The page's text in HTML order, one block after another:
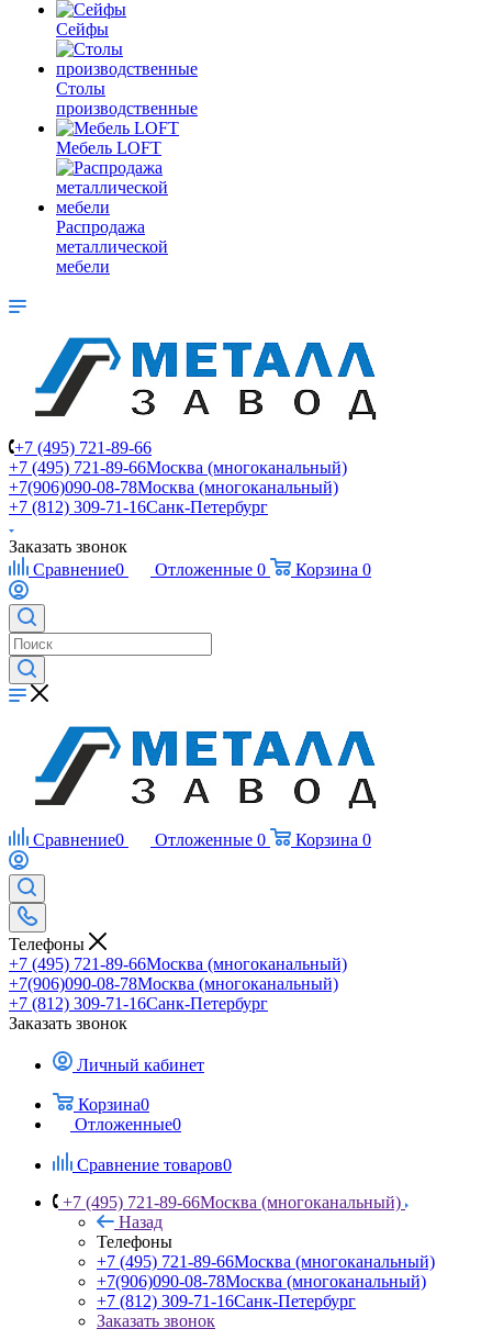
Сейфы
Столы
производственные
Мебель LOFT
Распродажа
металлической
мебели
+7 (495) 721-89-66
+7 (495) 721-89-66Москва (многоканальный)
+7(906)090-08-78Москва (многоканальный)
+7 (812) 309-71-16Санк-Петербург
Заказать звонок
Сравнение0 Отложенные 0 Корзина 0
Сравнение0 Отложенные 0 Корзина 0
Телефоны
+7 (495) 721-89-66Москва (многоканальный)
+7(906)090-08-78Москва (многоканальный)
+7 (812) 309-71-16Санк-Петербург
Заказать звонок
Личный кабинет
Корзина0
Отложенные0
Сравнение товаров0
+7 (495) 721-89-66Москва (многоканальный)
Назад
Телефоны
+7 (495) 721-89-66Москва (многоканальный)
+7(906)090-08-78Москва (многоканальный)
+7 (812) 309-71-16Санк-Петербург
Заказать звонок